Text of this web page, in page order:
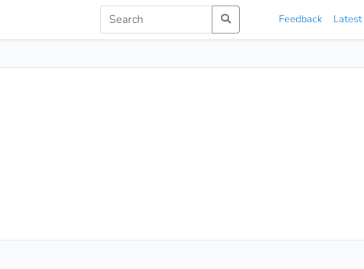
Feedback Latest